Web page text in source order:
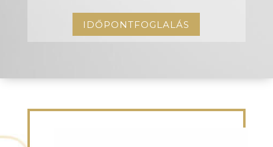
IDŐPONTFOGLALÁS